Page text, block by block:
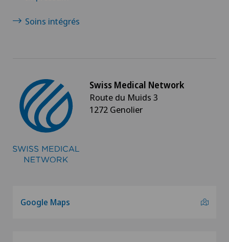
Soins intégrés
Swiss Medical Network
Route du Muids 3
1272 Genolier
Google Maps